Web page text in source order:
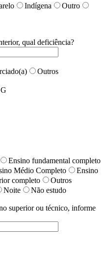
Indígena
Outro
qual deficiência?
Outros
Ensino fundamental completo
Médio Completo
Ensino
completo
Outros
Noite
Não estudo
superior ou técnico, informe